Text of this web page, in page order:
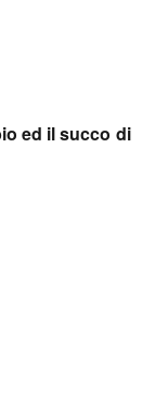
ed il succo di